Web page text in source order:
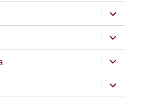
підменю
підменю
підменю
підменю